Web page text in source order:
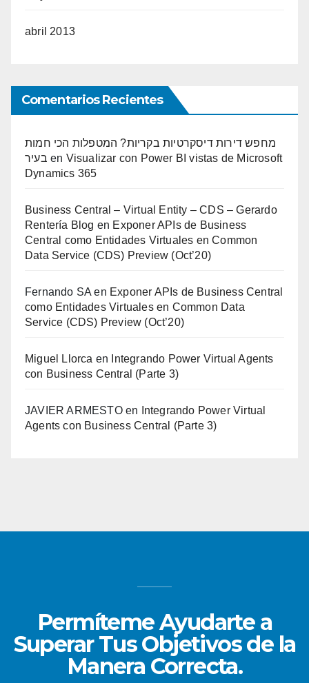
abril 2013
Comentarios Recientes
מחפש דירות דיסקרטיות בקריות? המטפלות הכי חמות
בעיר en Visualizar con Power BI vistas de Microsoft
Dynamics 365
Business Central – Virtual Entity – CDS – Gerardo
Rentería Blog en Exponer APIs de Business
Central como Entidades Virtuales en Common
Data Service (CDS) Preview (Oct’20)
Fernando SA en Exponer APIs de Business Central
como Entidades Virtuales en Common Data
Service (CDS) Preview (Oct’20)
Miguel Llorca en
Integrando Power Virtual Agents
con Business Central (Parte 3)
JAVIER ARMESTOen
Integrando Power Virtual
Agents con Business Central (Parte 3)
Permíteme Ayudarte a
Superar Tus Objetivos de la
Manera Correcta.